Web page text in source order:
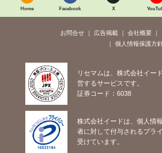
Home Facebook X
お問合せ 広告掲載 会社概要
個人情報保護方
リセマムは、株式会社イー
営するサービスです。
証券コード：6038
株式会社イードは、個人情
者に対して付与されるプラ
受けています。